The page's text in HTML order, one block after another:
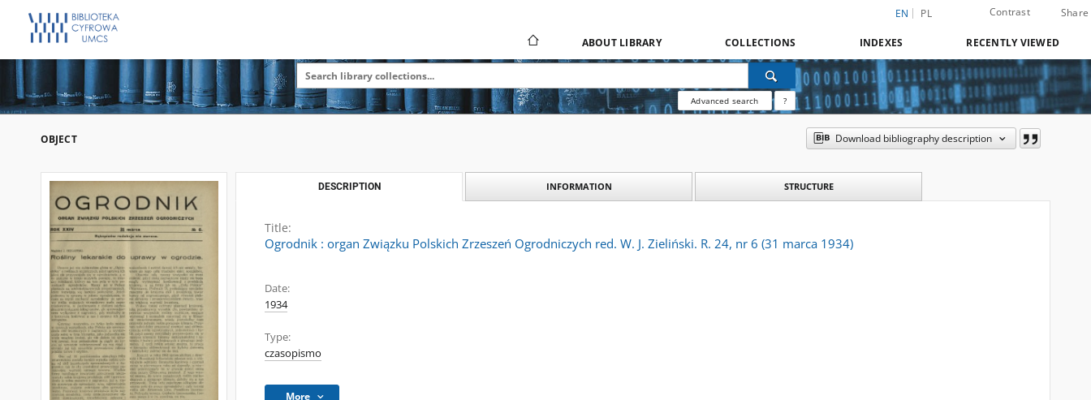
EN PL Contrast Share
ABOUT LIBRARY COLLECTIONS INDEXES RECENTLY VIEWED
Advanced search ?
OBJECT Download bibliography description
DESCRIPTION INFORMATION STRUCTURE
Title:
Ogrodnik : organ Związku Polskich Zrzeszeń Ogrodniczych red. W. J. Zieliński. R. 24, nr 6 (31 marca 1934)
Date:
1934
Type:
czasopismo
More